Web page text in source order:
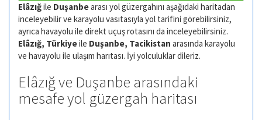
Elâzığile Duşanbearası yol güzergahını aşağıdaki haritadan
inceleyebilir ve karayolu vasıtasıyla yol tarifini görebilirsiniz,
ayrıca havayolu ile direkt uçuş rotasını da inceleyebilirsiniz.
Elâzığ, Türkiyeile Duşanbe, Tacikistan arasında karayolu
ve havayolu ile ulaşım harıtası. İyi yolculuklar dileriz.
Elâzığ ve Duşanbe arasındaki
mesafe yol güzergah haritası